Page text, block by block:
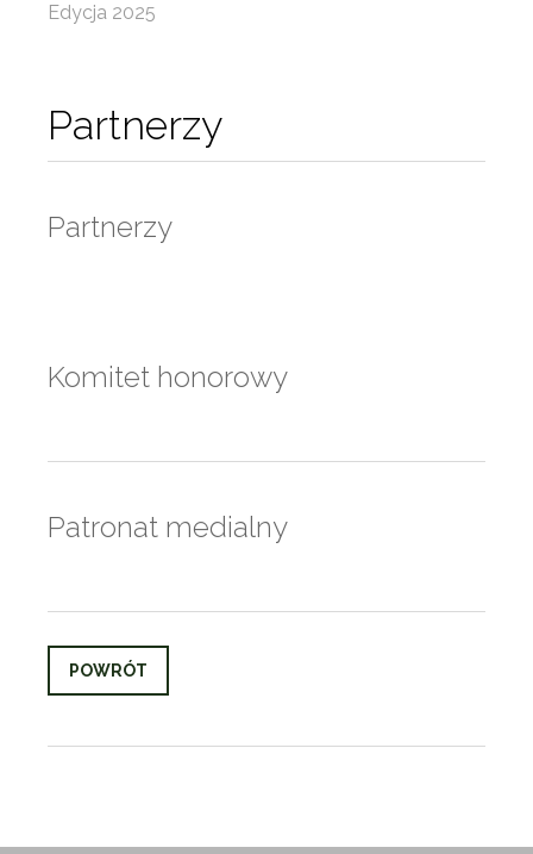
Partnerzy
Partnerzy
Komitet honorowy
Patronat medialny
POWRÓT
Edycja 2025